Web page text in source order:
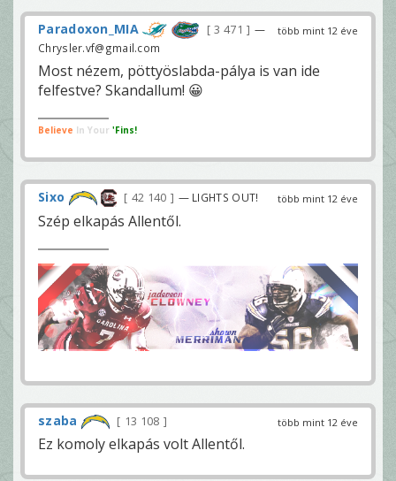
több mint 12 éve
Paradoxon_MIA 3 471
—
Chrysler.vf@gmail.com
Most nézem, pöttyöslabda-pálya is van ide
felfestve? Skandallum! 😀
Believe In Your 'Fins!
több mint 12 éve
Sixo 42 140 — LIGHTS OUT!
Szép elkapás Allentől.
több mint 12 éve
szaba 13 108
Ez komoly elkapás volt Allentől.